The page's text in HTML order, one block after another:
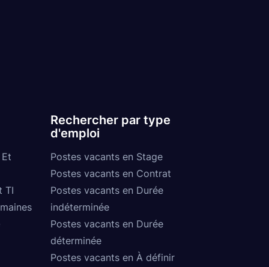
TI
Rechercher par type
d'emploi
Postes vacants en Stage
Postes vacants en Contrat
Postes vacants en Durée
indéterminée
Postes vacants en Durée
déterminée
Postes vacants en À définir